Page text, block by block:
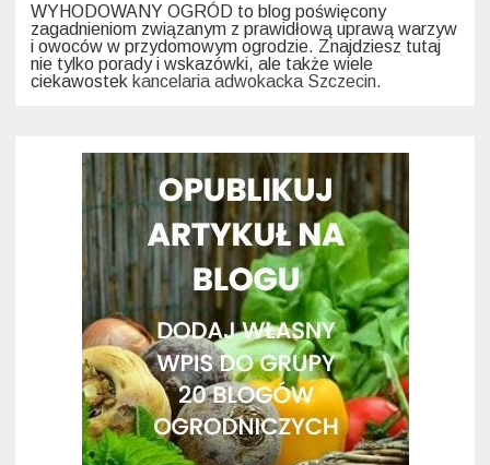
WYHODOWANY OGRÓD to blog poświęcony
zagadnieniom związanym z prawidłową uprawą warzyw
i owoców w przydomowym ogrodzie. Znajdziesz tutaj
nie tylko porady i wskazówki, ale także wiele
ciekawostek kancelaria adwokacka Szczecin.